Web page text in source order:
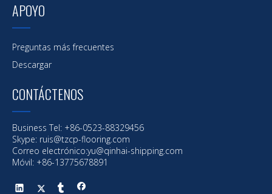
APOYO
Preguntas más frecuentes
Descargar
CONTÁCTENOS
Business Tel: +86-0523-88329456
Skype: ruis@tzcp-flooring.com
Correo electrónico:yu@qinhai-shipping.com
Móvil: +86-13775678891